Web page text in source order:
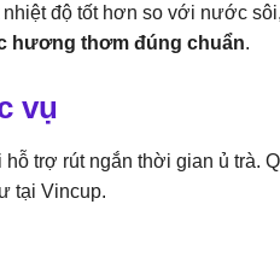
độ tốt hơn so với nước
hương thơm đúng chuẩn.
vụ
trợ rút ngắn thời gian ủ trà.
tại Vincup.